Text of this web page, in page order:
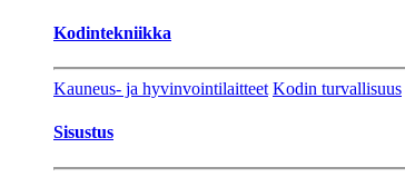
Kodintekniikka
Kauneus- ja hyvinvointilaitteet Kodin turvallisuus
Sisustus